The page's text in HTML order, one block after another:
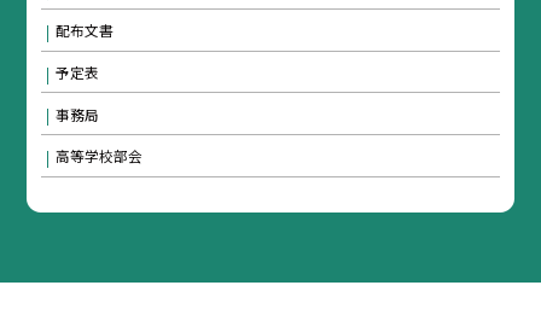
配布文書
予定表
事務局
高等学校部会